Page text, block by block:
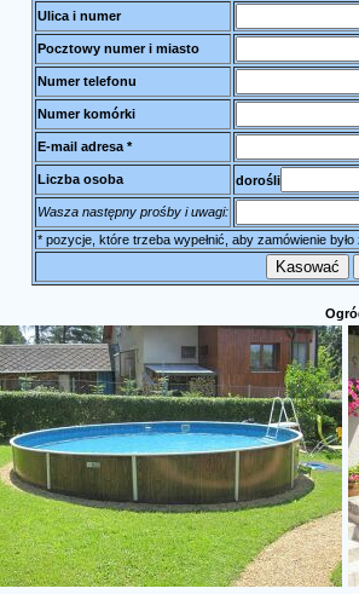
Ulica i numer
Pocztowy numer i miasto
Numer telefonu
Numer komórki
E-mail adresa *
Liczba osoba dorośli
Wasza następny prośby i uwagi:
* pozycje, które trzeba wypełnić, aby zamówienie